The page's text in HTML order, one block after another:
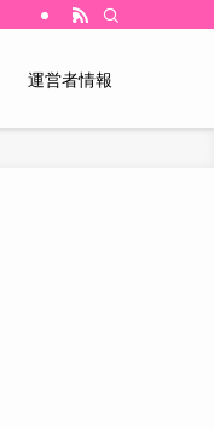
運営者情報